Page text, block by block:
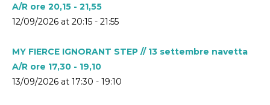
A/R ore 20,15 - 21,55
12/09/2026 at 20:15 - 21:55
MY FIERCE IGNORANT STEP // 13 settembre navetta
A/R ore 17,30 - 19,10
13/09/2026 at 17:30 - 19:10